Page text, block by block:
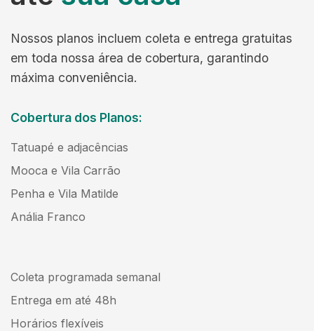
Nossos planos incluem coleta e entrega gratuitas
em toda nossa área de cobertura, garantindo
máxima conveniência.
Cobertura dos Planos:
Tatuapé e adjacências
Mooca e Vila Carrão
Penha e Vila Matilde
Anália Franco
Coleta programada semanal
Entrega em até 48h
Horários flexíveis